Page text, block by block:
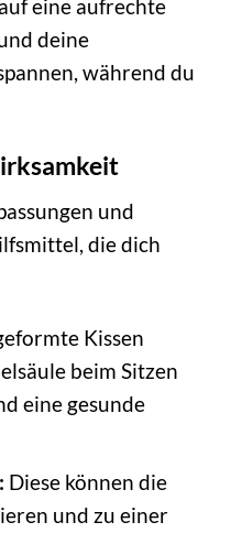
eine aufrechte
deine
während du
und
die dich
Kissen
beim Sitzen
eine gesunde
Diese können die
und zu einer